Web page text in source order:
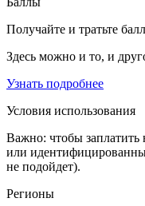
Получайте и тратьте
Здесь можно и то, и
Узнать подробнее
Условия использования
Важно: чтобы
или
не подойдет).
Регионы